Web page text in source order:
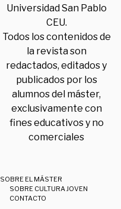
Universidad San Pablo
CEU.
Todos los contenidos de
la revista son
redactados, editados y
publicados por los
alumnos del máster,
exclusivamente con
fines educativos y no
comerciales
SOBRE EL MÁSTER
SOBRE CULTURA JOVEN
CONTACTO